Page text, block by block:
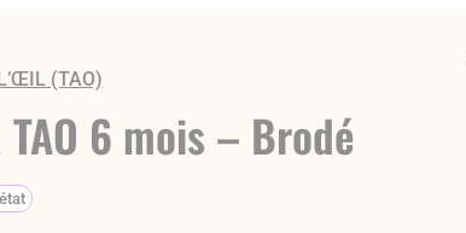
(TAO)
TAO 6 mois – Brodé